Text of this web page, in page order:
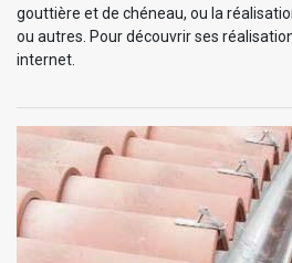
gouttière et de chéneau, ou la
ou autres. Pour découvrir ses
internet.